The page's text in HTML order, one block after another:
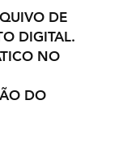
DE
DIGITAL.
NO
DO